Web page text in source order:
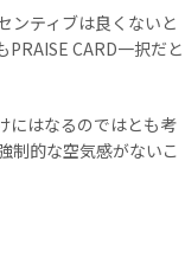
ンティブは良くないと
CARD一択だと
にはなるのではとも考
制的な空気感がないこ